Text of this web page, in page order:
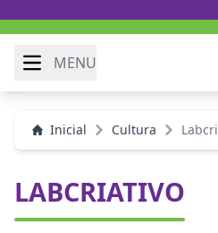
MENU
Inicial Cultura
LABCRIATIVO